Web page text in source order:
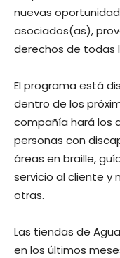
nuevas
asociados(as),
derechos de todas
El programa está
dentro de los
compañía hará los
personas con
áreas en braille,
servicio al cliente y
otras.
Las tiendas de
en los últimos